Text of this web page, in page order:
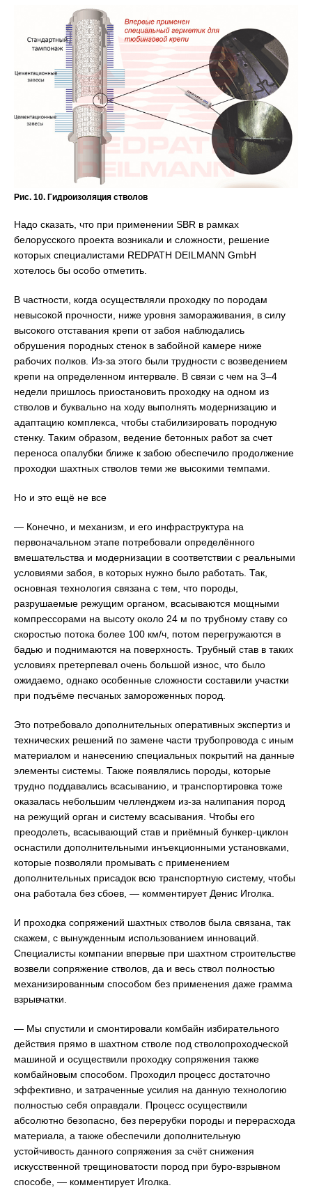
Рис. 10. Гидроизоляция стволов
Надо сказать, что при применении SBR в рамках
белорусского проекта возникали и сложности, решение
которых специалистами REDPATH DEILMANN GmbH
хотелось бы особо отметить.
В частности, когда осуществляли проходку по породам
невысокой прочности, ниже уровня замораживания, в силу
высокого отставания крепи от забоя наблюдались
обрушения породных стенок в забойной камере ниже
рабочих полков. Из-за этого были трудности с возведением
крепи на определенном интервале. В связи с чем на 3–4
недели пришлось приостановить проходку на одном из
стволов и буквально на ходу выполнять модернизацию и
адаптацию комплекса, чтобы стабилизировать породную
стенку. Таким образом, ведение бетонных работ за счет
переноса опалубки ближе к забою обеспечило продолжение
проходки шахтных стволов теми же высокими темпами.
Но и это ещё не все
— Конечно, и механизм, и его инфраструктура на
первоначальном этапе потребовали определённого
вмешательства и модернизации в соответствии с реальными
условиями забоя, в которых нужно было работать. Так,
основная технология связана с тем, что породы,
разрушаемые режущим органом, всасываются мощными
компрессорами на высоту около 24 м по трубному ставу со
скоростью потока более 100 км/ч, потом перегружаются в
бадью и поднимаются на поверхность. Трубный став в таких
условиях претерпевал очень большой износ, что было
ожидаемо, однако особенные сложности составили участки
при подъёме песчаных замороженных пород.
Это потребовало дополнительных оперативных экспертиз и
технических решений по замене части трубопровода с иным
материалом и нанесению специальных покрытий на данные
элементы системы. Также появлялись породы, которые
трудно поддавались всасыванию, и транспортировка тоже
оказалась небольшим челленджем из-за налипания пород
на режущий орган и систему всасывания. Чтобы его
преодолеть, всасывающий став и приёмный бункер-циклон
оснастили дополнительными инъекционными установками,
которые позволяли промывать с применением
дополнительных присадок всю транспортную систему, чтобы
она работала без сбоев, — комментирует Денис Иголка.
И проходка сопряжений шахтных стволов была связана, так
скажем, с вынужденным использованием инноваций.
Специалисты компании впервые при шахтном строительстве
возвели сопряжение стволов, да и весь ствол полностью
механизированным способом без применения даже грамма
взрывчатки.
— Мы спустили и смонтировали комбайн избирательного
действия прямо в шахтном стволе под стволопроходческой
машиной и осуществили проходку сопряжения также
комбайновым способом. Проходил процесс достаточно
эффективно, и затраченные усилия на данную технологию
полностью себя оправдали. Процесс осуществили
абсолютно безопасно, без перерубки породы и перерасхода
материала, а также обеспечили дополнительную
устойчивость данного сопряжения за счёт снижения
искусственной трещиноватости пород при буро-взрывном
способе, — комментирует Иголка.